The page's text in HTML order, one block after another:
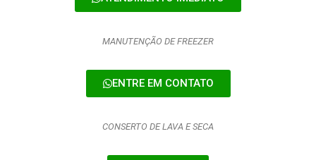
MANUTENÇÃO DE FREEZER
ENTRE EM CONTATO
CONSERTO DE LAVA E SECA